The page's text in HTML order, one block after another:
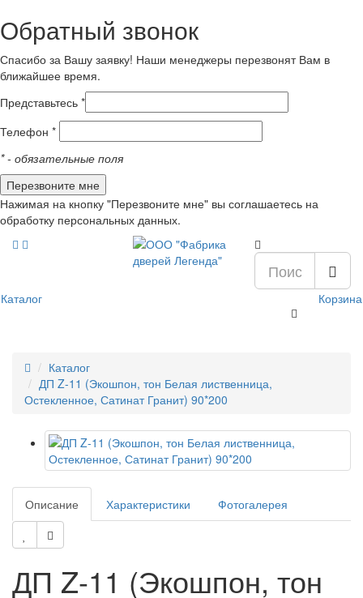
Обратный звонок
Спасибо за Вашу заявку! Наши менеджеры перезвонят Вам в
ближайшее время.
Представьтесь *
Телефон *
*- обязательные поля
Нажимая на кнопку "Перезвоните мне" вы соглашаетесь на
обработку персональных данных.
Каталог Корзина
Каталог
ДП Z-11 (Экошпон, тон Белая лиственница,
Остекленное, Сатинат Гранит) 90*200
Описание Характеристики Фотогалерея
ДП Z-11 (Экошпон, тон